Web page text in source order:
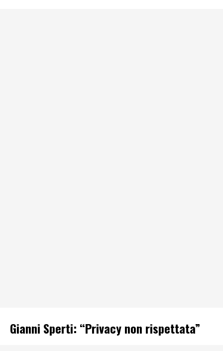
Gianni Sperti: “Privacy non rispettata”